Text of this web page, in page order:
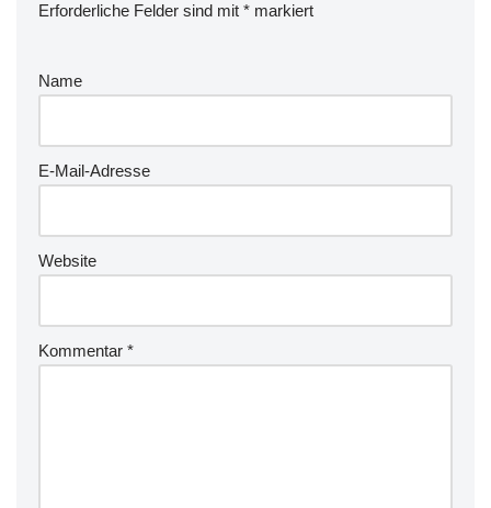
Erforderliche Felder sind mit * markiert
Name
E-Mail-Adresse
Website
Kommentar *